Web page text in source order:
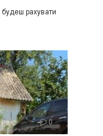
рахувати
0